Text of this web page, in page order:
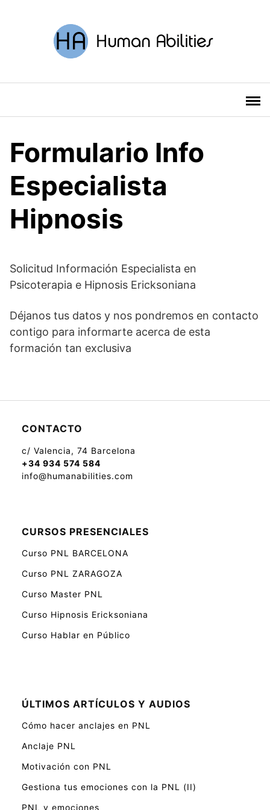
Formulario Info
Especialista
Hipnosis
Solicitud Información Especialista en
Psicoterapia e Hipnosis Ericksoniana
Déjanos tus datos y nos pondremos en contacto
contigo para informarte acerca de esta
formación tan exclusiva
CONTACTO
c/ Valencia, 74 Barcelona
+34 934 574 584
info@humanabilities.com
CURSOS PRESENCIALES
Curso PNL BARCELONA
Curso PNL ZARAGOZA
Curso Master PNL
Curso Hipnosis Ericksoniana
Curso Hablar en Público
ÚLTIMOS ARTÍCULOS Y AUDIOS
Cómo hacer anclajes en PNL
Anclaje PNL
Motivación con PNL
Gestiona tus emociones con la PNL (II)
PNL y emociones